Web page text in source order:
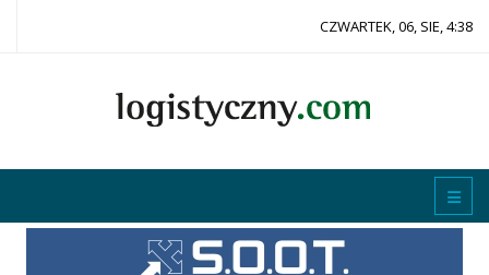
CZWARTEK, 06, SIE, 4:38